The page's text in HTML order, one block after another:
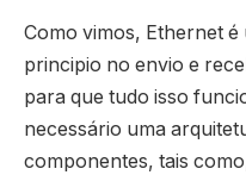
Como vimos, Ethernet é
principio no envio e
para que tudo isso
necessário uma
componentes, tais